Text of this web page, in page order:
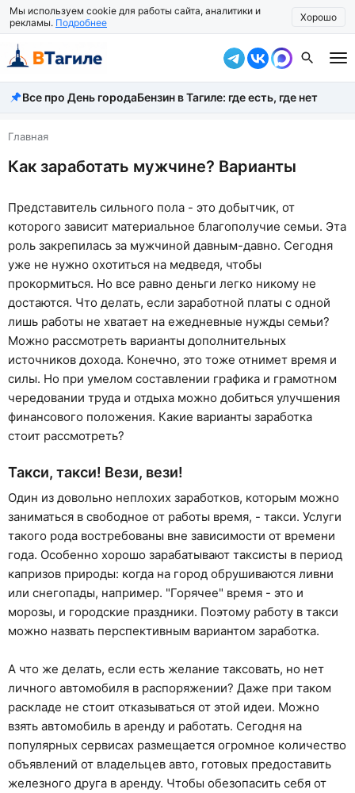
Мы используем cookie для работы сайта, аналитики и
рекламы. Подробнее Хорошо
Все новости
Происшествия
Город
Жизнь
Экономика
Рассказать новость
Все про День городаБензин в Тагиле: где есть, где нет
Главная
Как заработать мужчине? Варианты
Представитель сильного пола - это добытчик, от
которого зависит материальное благополучие семьи. Эта
роль закрепилась за мужчиной давным-давно. Сегодня
уже не нужно охотиться на медведя, чтобы
прокормиться. Но все равно деньги легко никому не
достаются. Что делать, если заработной платы с одной
лишь работы не хватает на ежедневные нужды семьи?
Можно рассмотреть варианты дополнительных
источников дохода. Конечно, это тоже отнимет время и
силы. Но при умелом составлении графика и грамотном
чередовании труда и отдыха можно добиться улучшения
финансового положения. Какие варианты заработка
стоит рассмотреть?
Такси, такси! Вези, вези!
Один из довольно неплохих заработков, которым можно
заниматься в свободное от работы время, - такси. Услуги
такого рода востребованы вне зависимости от времени
года. Особенно хорошо зарабатывают таксисты в период
капризов природы: когда на город обрушиваются ливни
или снегопады, например. "Горячее" время - это и
морозы, и городские праздники. Поэтому работу в такси
можно назвать перспективным вариантом заработка.
А что же делать, если есть желание таксовать, но нет
личного автомобиля в распоряжении? Даже при таком
раскладе не стоит отказываться от этой идеи. Можно
взять автомобиль в аренду и работать. Сегодня на
популярных сервисах размещается огромное количество
объявлений от владельцев авто, готовых предоставить
железного друга в аренду. Чтобы обезопасить себя от